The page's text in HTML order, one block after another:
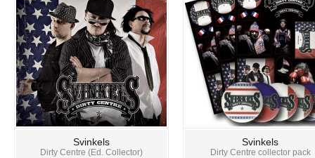
Svinkels
Dirty Centre (Ed. Collector)
Svinkels
Dirty Centre collector pack